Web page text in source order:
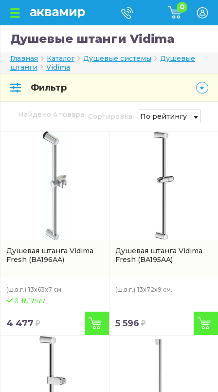
0
Душевые штанги Vidima
Главная Каталог Душевые системы
Душевые
штанги
Vidima
Фильтр
Найдено 4 товара Сортировка: По рейтингу
Душевая штанга Vidima
Fresh (BA196AA)
(ш.в.г.) 13x63x7 см.
4 477
Душевая штанга Vidima
Fresh (BA195AA)
(ш.в.г.) 13x72x9 см.
5 596